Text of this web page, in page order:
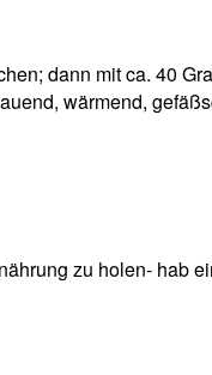
dann mit ca. 40
wärmend,
zu holen- hab